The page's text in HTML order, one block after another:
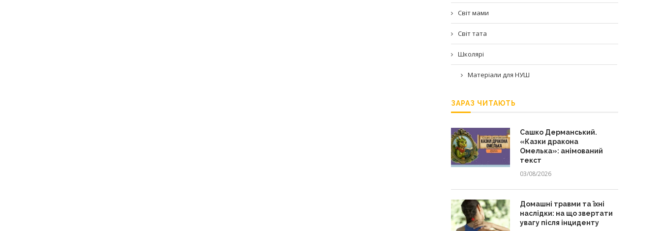
Світ мами
Світ тата
Школярі
Матеріали для НУШ
ЗАРАЗ ЧИТАЮТЬ
Сашко Дерманський.
«Казки дракона
Омелька»: анімований
текст
03/08/2026
Домашні травми та їхні
наслідки: на що звертати
увагу після інциденту